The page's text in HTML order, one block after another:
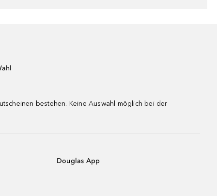
bestehen. Keine Auswahl möglich bei der
Douglas App